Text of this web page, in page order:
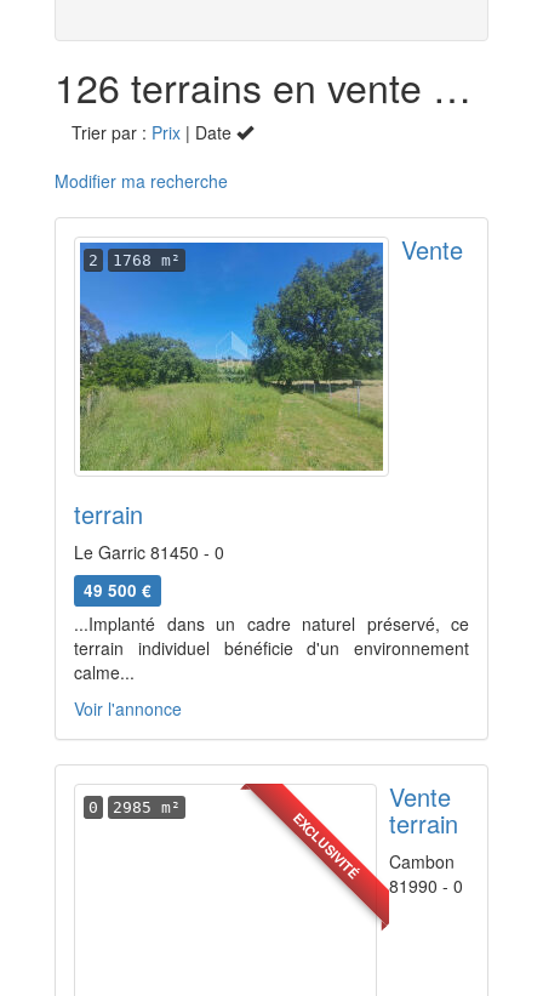
126 terrains en vente dans le Tarn (81)
Trier par : Prix | Date
Modifier ma recherche
2 1768 m² Vente
terrain
Le Garric 81450 - 0
49 500 €
...Implanté dans un cadre naturel préservé, ce
terrain individuel bénéficie d'un environnement
calme...
Voir l'annonce
EXCLUSIVITÉ
0 2985 m² Vente
terrain
Cambon
81990 - 0